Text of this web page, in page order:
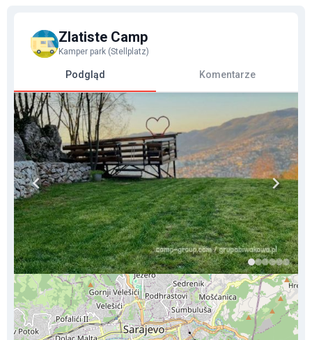
Zlatiste Camp
Kamper park (Stellplatz)
Podgląd Komentarze